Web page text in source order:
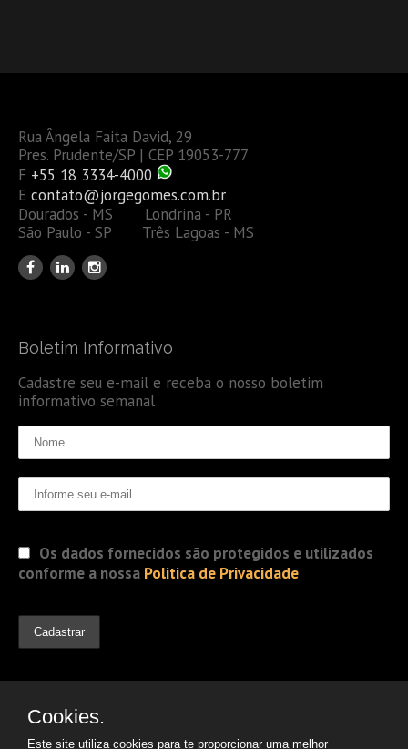
Rua Ângela Faita David, 29
Pres. Prudente/SP | CEP 19053-777
F +55 18 3334-4000
E contato@jorgegomes.com.br
Dourados - MS Londrina - PR
São Paulo - SP Três Lagoas - MS
Boletim Informativo
Cadastre seu e-mail e receba o nosso boletim
informativo semanal
Os dados fornecidos são protegidos e utilizados
conforme a nossa Politica de Privacidade
Cookies.
Este site utiliza cookies para te proporcionar uma melhor